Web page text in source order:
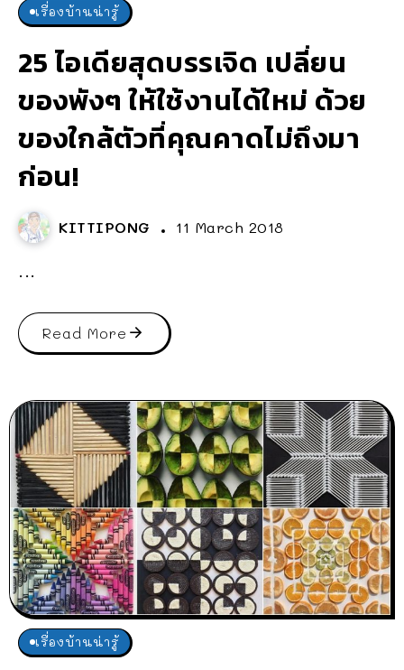
เรื่องบ้านน่ารู้
25 ไอเดียสุดบรรเจิด เปลี่ยน
ของพังๆ ให้ใช้งานได้ใหม่ ด้วย
ของใกล้ตัวที่คุณคาดไม่ถึงมา
ก่อน!
KITTIPONG 11 March 2018
...
Read More
เรื่องบ้านน่ารู้